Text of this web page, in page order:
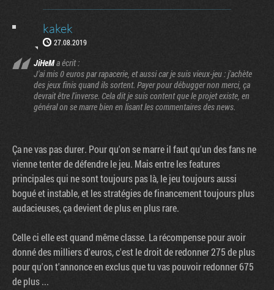
kakek
27.08.2019
JiHeMa écrit :
J'ai mis 0 euros par rapacerie, et aussi car je suis vieux-jeu : j'achète
des jeux finis quand ils sortent. Payer pour débugger non merci, ça
devrait être l'inverse. Cela dit je suis content que le projet existe, en
général on se marre bien en lisant les commentaires des news.
Ça ne vas pas durer. Pour qu'on se marre il faut qu'un des fans ne
vienne tenter de défendre le jeu. Mais entre les features
principales qui ne sont toujours pas là, le jeu toujours aussi
bogué et instable, et les stratégies de financement toujours plus
audacieuses, ça devient de plus en plus rare.
Celle ci elle est quand même classe. La récompense pour avoir
donné des milliers d'euros, c'est le droit de redonner 275 de plus
pour qu'on t'annonce en exclus que tu vas pouvoir redonner 675
de plus ...